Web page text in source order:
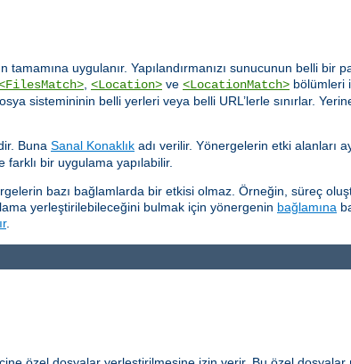
uygulanır. Yapılandırmanızı sunucunun belli bir
<Location> ve <LocationMatch> bölümleri
sistemininin belli yerleri veya belli URL’lerle sınırlar.
Buna Sanal Konaklık adı verilir. Yönergelerin etki alanları
bir uygulama yapılabilir.
bazı bağlamlarda bir etkisi olmaz. Örneğin, süreç
yerleştirilebileceğini bulmak için yönergenin bağlamına
.